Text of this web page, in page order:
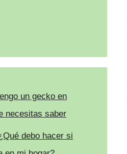
un gecko en
necesitas saber
debo hacer si